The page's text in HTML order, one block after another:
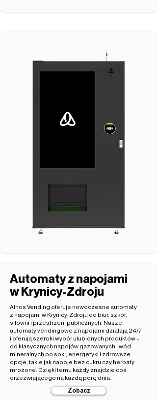
Automaty z napojami
w Krynicy-Zdroju
Alnos Vending oferuje nowoczesne automaty
z napojami w Krynicy-Zdroju do biur, szkół,
siłowni i przestrzeni publicznych. Nasze
automaty vendingowe z napojami działają 24/7
i oferują szeroki wybór ulubionych produktów –
od klasycznych napojów gazowanych i wód
mineralnych po soki, energetyki i zdrowsze
opcje, takie jak napoje bez cukru czy herbaty
mrożone. Dzięki temu każdy znajdzie coś
orzeźwiającego na każdą porę dnia.
Zobacz